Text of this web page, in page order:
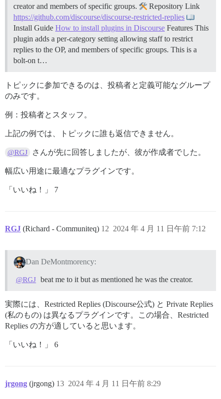
creator and members of specific groups.
Repository Link
https://github.com/discourse/discourse-restricted-replies
Install Guide How to install plugins in Discourse Features This
plugin adds a per-category setting allowing staff to restrict
replies to the OP, and members of specific groups. This is a
bolt-on t…
トピックに参加できるのは、投稿者と定義可能なグループ
のみです。
例：投稿者とスタッフ。
上記の例では、トピックに誰も返信できません。
@RGJ さんが先に回答しましたが、彼が作成者でした。
幅広い用途に最適なプラグインです。
「いいね！」 7
RGJ (Richard - Communiteq) 2024 年 4 月 11 日午前 7:12
12
Dan DeMontmorency:
@RGJ beat me to it but as mentioned he was the creator.
実際には、Restricted Replies (Discourse公式) と Private Replies
(私のもの) は異なるプラグインです。この場合、Restricted
Replies の方が適していると思います。
「いいね！」 6
jrgong (jrgong) 2024 年 4 月 11 日午前 8:29
13